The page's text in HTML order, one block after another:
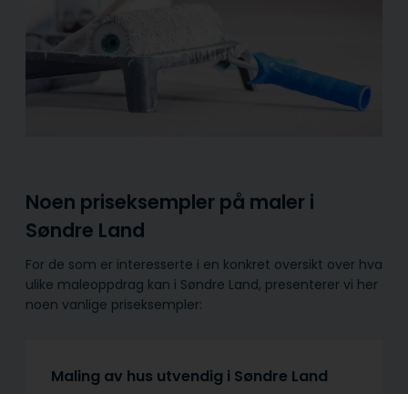
Noen priseksempler på maler i
Søndre Land
For de som er interesserte i en konkret oversikt over hva
ulike maleoppdrag kan i Søndre Land, presenterer vi her
noen vanlige priseksempler:
Maling av hus utvendig i Søndre Land